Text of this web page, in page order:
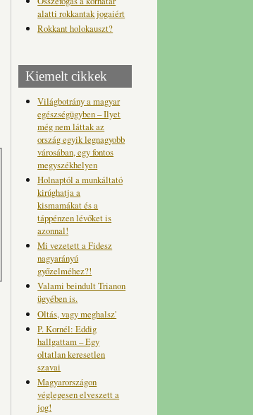
alatti rokkantak jogaiért
Rokkant holokauszt?
Kiemelt cikkek
Világbotrány a magyar
egészségügyben – Ilyet
még nem láttak az
ország egyik legnagyobb
városában, egy fontos
megyszékhelyen
Holnaptól a munkáltató
kirúghatja a
kismamákat és a
táppénzen lévőket is
azonnal!
Mi vezetett a Fidesz
nagyarányú
győzelméhez?!
Valami beindult Trianon
ügyében is.
Oltás, vagy meghalsz'
P. Kornél: Eddig
hallgattam – Egy
oltatlan keresetlen
szavai
Magyarországon
véglegesen elveszett a
jog!